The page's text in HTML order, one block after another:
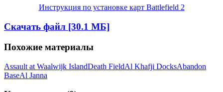
Инструкция по установке карт Battlefield 2
Скачать файл [30.1 МБ]
Похожие материалы
Assault at Waalwijk IslandDeath FieldAl Khafji DocksAbandon
BaseAl Janna